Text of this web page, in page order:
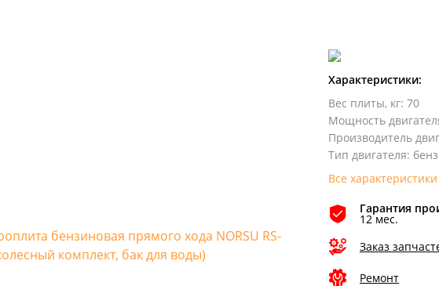
Характеристики:
Вес плиты, кг: 70
Мощность
Производитель
Тип двигателя:
Все характеристики
Гарантия
12 мес.
Заказ
Ремонт